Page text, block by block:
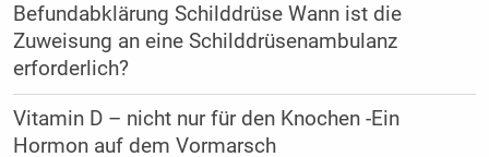
Befundabklärung Schilddrüse Wann ist die
Zuweisung an eine Schilddrüsenambulanz
erforderlich?
Vitamin D – nicht nur für den Knochen -Ein
Hormon auf dem Vormarsch